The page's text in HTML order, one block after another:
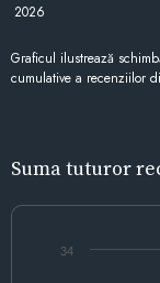
2026
Graficul ilustrează
cumulative a recenziilor
Suma tuturor
34